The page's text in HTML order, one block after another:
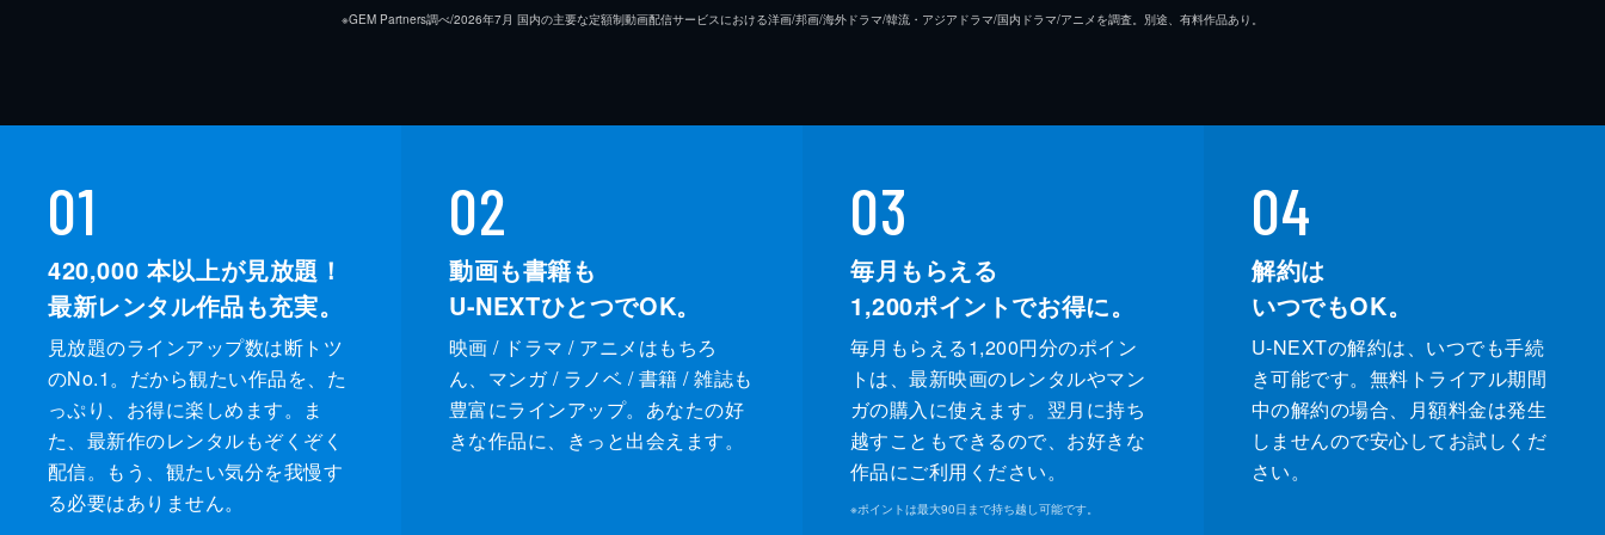
※GEM Partners調べ/2026年7⽉ 国内の主要な定額制動画配信サービスにおける洋画/邦画/海外ドラマ/韓流・アジアドラマ/国内ドラマ/アニメを調査。別途、有料作品あり。
01
420,000 本以上が見放題！
最新レンタル作品も充実。
見放題のラインアップ数は断トツ
のNo.1。だから観たい作品を、た
っぷり、お得に楽しめます。ま
た、最新作のレンタルもぞくぞく
配信。もう、観たい気分を我慢す
る必要はありません。
02
動画も書籍も
U-NEXTひとつでOK。
映画 / ドラマ / アニメはもちろ
ん、マンガ / ラノベ / 書籍 / 雑誌も
豊富にラインアップ。あなたの好
きな作品に、きっと出会えます。
03
毎月もらえる
1,200ポイントでお得に。
毎月もらえる1,200円分のポイン
トは、最新映画のレンタルやマン
ガの購入に使えます。翌月に持ち
越すこともできるので、お好きな
作品にご利用ください。
※ポイントは最大90日まで持ち越し可能です。
04
解約は
いつでもOK。
U-NEXTの解約は、いつでも手続
き可能です。無料トライアル期間
中の解約の場合、月額料金は発生
しませんので安心してお試しくだ
さい。